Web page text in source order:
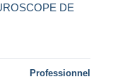
DE
Professionnel